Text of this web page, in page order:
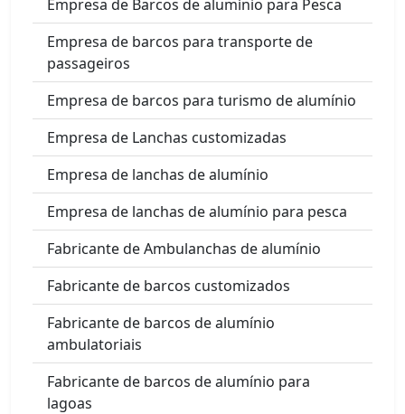
Empresa de Barcos de alumínio para Pesca
Empresa de barcos para transporte de
passageiros
Empresa de barcos para turismo de alumínio
Empresa de Lanchas customizadas
Empresa de lanchas de alumínio
Empresa de lanchas de alumínio para pesca
Fabricante de Ambulanchas de alumínio
Fabricante de barcos customizados
Fabricante de barcos de alumínio
ambulatoriais
Fabricante de barcos de alumínio para
lagoas